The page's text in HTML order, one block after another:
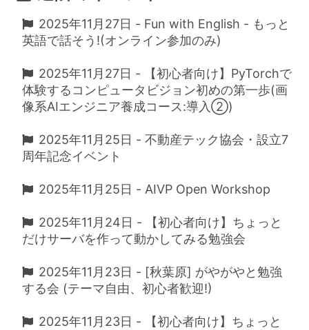
2025年11月27日 - Fun with English - もっと
英語で話そう!(オンライン参加のみ)
2025年11月27日 - 【初心者向け】PyTorchで
体験するコンピュータビジョン初めの第一歩(画
像系AIエンジニア養成コース:導入②)
2025年11月25日 - 不動産テック協会・設立7
周年記念イベント
2025年11月25日 - AIVP Open Workshop
2025年11月24日 - 【初心者向け】ちょっと
だけサーバを作って動かしてみる勉強会
2025年11月23日 - [秋葉原] がやがやと勉強
する会 (テーマ自由、初心者歓迎!)
2025年11月23日 - 【初心者向け】ちょっと